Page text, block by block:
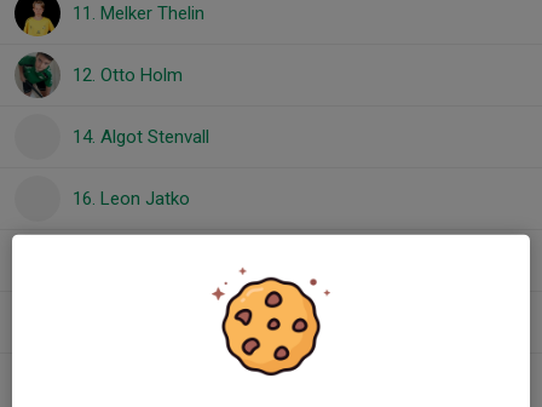
11. Melker Thelin
12. Otto Holm
14. Algot Stenvall
16. Leon Jatko